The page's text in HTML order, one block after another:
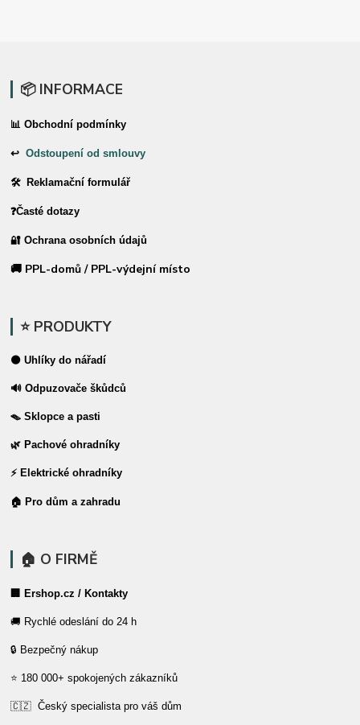
📦 INFORMACE
📊 Obchodní podmínky
↩Odstoupení od smlouvy
🛠 Reklamační formulář
❓Časté dotazy
🔐 Ochrana osobních údajů
🚚 PPL-domů / PPL-výdejní místo
⭐ PRODUKTY
⚫ Uhlíky do nářadí
🔊 Odpuzovače škůdců
🪤 Sklopce a pasti
🌿 Pachové ohradníky
⚡ Elektrické ohradníky
🏠 Pro dům a zahradu
🏠 O FIRMĚ
🏢 Ershop.cz / Kontakty
🚚 Rychlé odeslání do 24 h
🔒 Bezpečný nákup
⭐ 180 000+ spokojených zákazníků
🇨🇿 Český specialista pro váš dům